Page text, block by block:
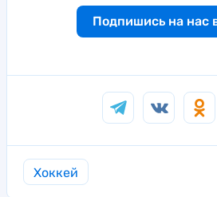
Подпишись на нас
Хоккей